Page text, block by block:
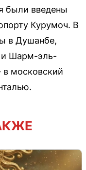
были введены
Курумоч. В
в Душанбе,
и Шарм-эль-
московский